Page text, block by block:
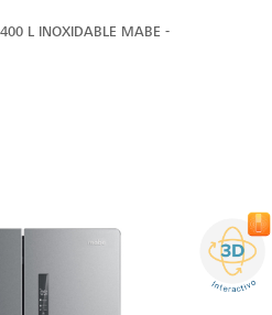
L INOXIDABLE MABE -